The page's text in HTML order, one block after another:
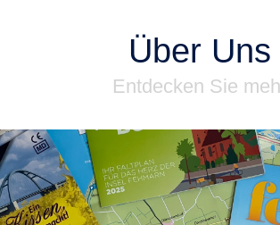
Über Uns
Entdecken Sie